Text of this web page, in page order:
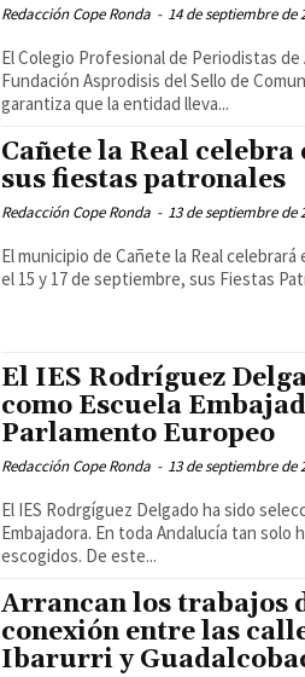
Redacción Cope Ronda - 14 de septiembre de
El Colegio Profesional de Periodistas
Fundación Asprodisis del Sello de
garantiza que la entidad lleva...
Cañete la Real celebra
sus fiestas patronales
Redacción Cope Ronda - 13 de septiembre de
El municipio de Cañete la Real
el 15 y 17 de septiembre, sus Fiestas
El IES Rodríguez
como Escuela
Parlamento Europeo
Redacción Cope Ronda - 13 de septiembre de
El IES Rodrgíguez Delgado ha sido
Embajadora. En toda Andalucía tan solo
escogidos. De este...
Arrancan los trabajos
conexión entre las
Ibarurri y